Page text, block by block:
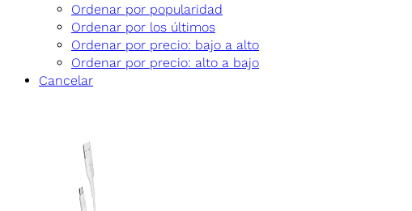
Ordenar por popularidad
Ordenar por los últimos
Ordenar por precio: bajo a alto
Ordenar por precio: alto a bajo
Cancelar